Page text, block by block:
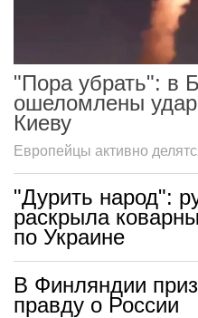
"Пора убрать": в
ошеломлены
Киеву
Европейцы активно
"Дурить народ":
раскрыла
по Украине
В Финляндии
правду о России